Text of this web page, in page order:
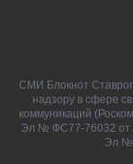
СМИ Блокнот
надзору в сфере
коммуникаций
Эл № ФС77-76032 от
Эл №